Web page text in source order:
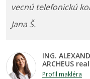
vecnú telefonickú
Jana Š.
ING.
ARCHEUS
Profil makléra